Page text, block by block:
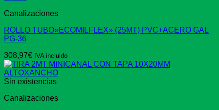
Canalizaciones
ROLLO TUBO»ECOMILFLEX» (25MT) PVC+ACERO GAL
PG-36
308,97€ IVA incluido
Sin existencias
Canalizaciones